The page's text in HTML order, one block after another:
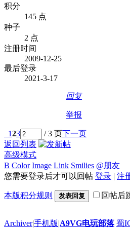
积分
145 点
种子
2 点
注册时间
2009-12-25
最后登录
2021-3-17
回复
举报
123 / 3 页下一页
返回列表
高级模式
B Color Image Link Smilies @朋友
您需要登录后才可以回帖 登录 | 注
本版积分规则 发表回复 回帖后
Archiver|手机版|A9VG电玩部落 蜀